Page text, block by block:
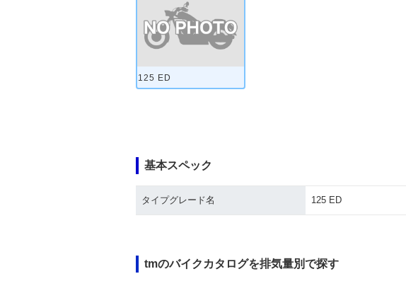
125 ED
基本スペック
タイプグレード名 125 ED
tmのバイクカタログを排気量別で探す